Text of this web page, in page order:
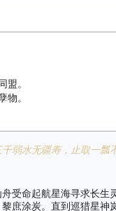
盟。
物。
弱水无疆寿，止取一瓢
受命起航星海寻求长
庶涂炭。直到巡猎星